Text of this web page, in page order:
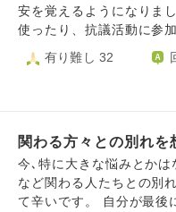
短で働いてます。ケアマ
家族の話を聞いて、何が
ばかりで投げ出したくな
人と関わるのも億劫です
安を覚えるようになりま
使ったり、抗議活動に参
ご意見ボックスに送った
自民党は圧勝してしまい
自民党の企みと日本の破
ます。 選挙後から本当に精神的に辛いです…。 仕事にも集
中できず、大怪我もして
的にでも政治と距離を置
有り難し 32
関わる方々との別れを
今､特に大きな悩みとか
など関わる人たちとの別
て辛いです。 自分が最後に残されるぐらいなら別れが来る